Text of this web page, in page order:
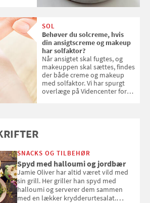
SOL
Behøver du solcreme, hvis
din ansigtscreme og makeup
har solfaktor?
Når ansigtet skal fugtes, og
makeuppen skal sættes, findes
der både creme og makeup
med solfaktor. Vi har spurgt
overlæge på Videncenter for
SNACKS OG TILBEHØR
Spyd med halloumi og jordbær
Jamie Oliver har altid været vild med
sin grill. Her griller han spyd med
halloumi og serverer dem sammen
med en lækker krydderurtesalat.